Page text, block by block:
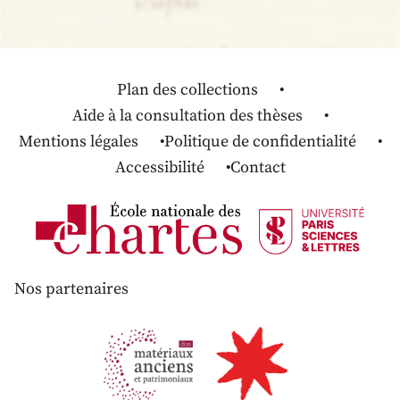
Plan des collections
Aide à la consultation des thèses
Mentions légales
Politique de confidentialité
Accessibilité
Contact
Nos partenaires